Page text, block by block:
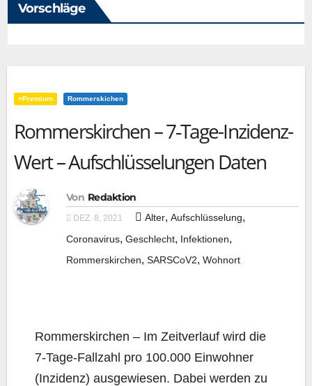
Vorschläge
+Premium Rommerskichen
Rommerskirchen – 7‑Tage-Inzidenz-
Wert – Aufschlüsselungen Daten
Von Redaktion
DEZ. 8, 2021 Alter, Aufschlüsselung,
Coronavirus, Geschlecht, Infektionen,
Rommerskirchen, SARSCoV2, Wohnort
Rom­mers­kir­chen – Im Zeit­ver­lauf wird die
7‑Ta­ge-Fall­zahl pro 100.000 Ein­woh­ner
(Inzi­denz) aus­ge­wie­sen. Dabei wer­den zu